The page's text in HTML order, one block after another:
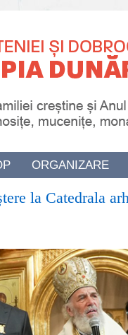
ORGANIZARE
la Catedrala